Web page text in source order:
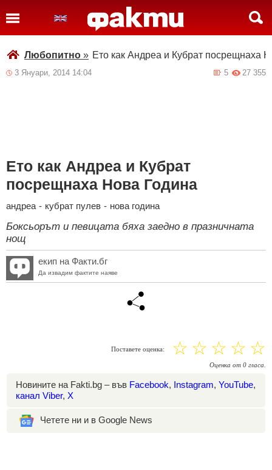
Любопитно » Ето как Андреа и Кубрат посрещнаха
3 Януари, 2014 14:04 27 355
5
Ето как Андреа и Кубрат
посрещнаха Нова Година
андреа - кубрат пулев - нова година
Боксьорът и певицата бяха заедно в празничната
нощ
екип на Факти.бг
Да извадим фактите наяве
Поставете оценка: ☆
☆
☆
☆
☆
Оценка от 0 гласа.
Новините на Fakti.bg – във Facebook, Instagram, YouTube,
канал Viber, X
Четете ни и в Google News